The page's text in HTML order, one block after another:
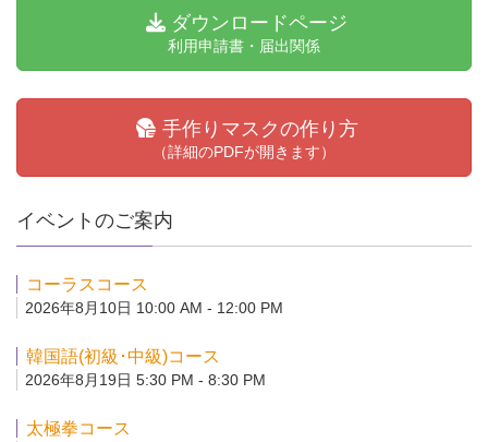
ダウンロードページ
利用申請書・届出関係
手作りマスクの作り方
（詳細のPDFが開きます）
イベントのご案内
コーラスコース
2026年8月10日 10:00 AM - 12:00 PM
韓国語(初級･中級)コース
2026年8月19日 5:30 PM - 8:30 PM
太極拳コース